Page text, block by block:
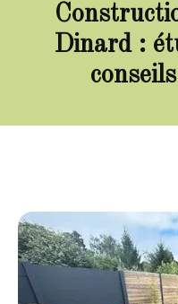
Dinard :